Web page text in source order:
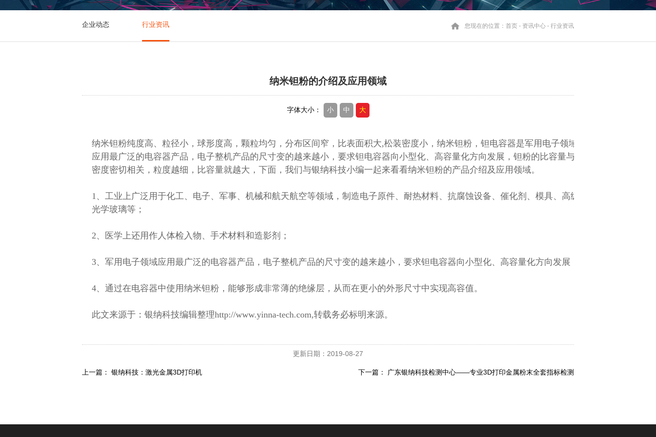
企业动态 行业资讯 您现在的位置： 首页 - 资讯中心 - 行业资讯
纳米钽粉的介绍及应用领域
字体大小： 小 中 大
纳米钽粉纯度高、粒径小，球形度高，颗粒均匀，分布区间窄，比表面积大,松装密度小，纳米钽粉，钽电容器是军用电子领域
应用最广泛的电容器产品，电子整机产品的尺寸变的越来越小，要求钽电容器向小型化、高容量化方向发展，钽粉的比容量与粒度
密度密切相关，粒度越细，比容量就越大，下面，我们与银纳科技小编一起来看看纳米钽粉的产品介绍及应用领域。
1、工业上广泛用于化工、电子、军事、机械和航天航空等领域，制造电子原件、耐热材料、抗腐蚀设备、催化剂、模具、高级
光学玻璃等；
2、医学上还用作人体检入物、手术材料和造影剂；
3、军用电子领域应用最广泛的电容器产品，电子整机产品的尺寸变的越来越小，要求钽电容器向小型化、高容量化方向发展；
4、通过在电容器中使用纳米钽粉，能够形成非常薄的绝缘层，从而在更小的外形尺寸中实现高容值。
此文来源于：银纳科技编辑整理http://www.yinna-tech.com,转载务必标明来源。
更新日期：2019-08-27
上一篇： 银纳科技：激光金属3D打印机 下一篇： 广东银纳科技检测中心——专业3D打印金属粉末全套指标检测